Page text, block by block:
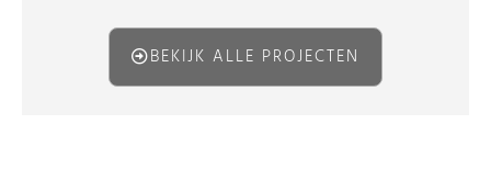
BEKIJK ALLE PROJECTEN